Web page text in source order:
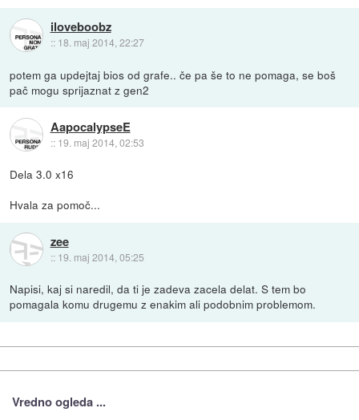
iloveboobz
:: 18. maj 2014, 22:27
potem ga updejtaj bios od grafe.. če pa še to ne pomaga, se boš
pač mogu sprijaznat z gen2
AapocalypseE
:: 19. maj 2014, 02:53
Dela 3.0 x16
Hvala za pomoč...
zee
:: 19. maj 2014, 05:25
Napisi, kaj si naredil, da ti je zadeva zacela delat. S tem bo
pomagala komu drugemu z enakim ali podobnim problemom.
Vredno ogleda ...